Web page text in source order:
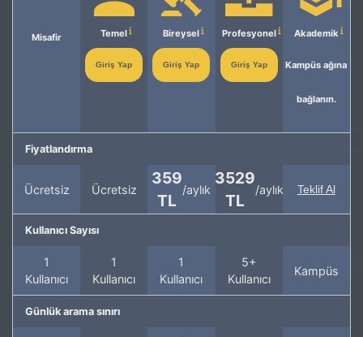
Misafir Temel
Giriş Yap
Bireysel
Giriş Yap
Profesyonel
Giriş Yap
Akademik
Kampüs ağına
bağlanın.
Fiyatlandırma
Ücretsiz Ücretsiz
359
TL
/aylık
3529
TL
/aylık Teklif Al
Kullanıcı Sayısı
1
Kullanıcı
1
Kullanıcı
1
Kullanıcı
5+
Kullanıcı
Kampüs
Günlük arama sınırı